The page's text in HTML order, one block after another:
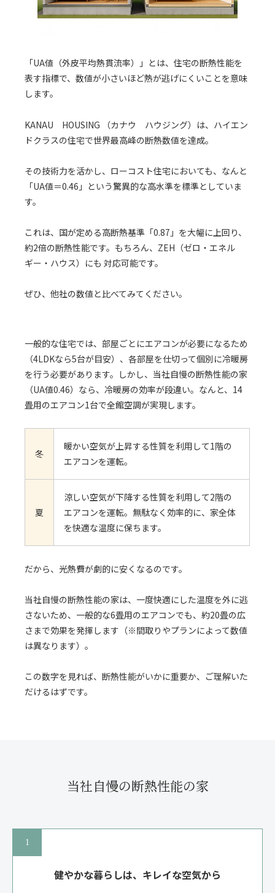
「UA値（外皮平均熱貫流率）」とは、住宅の断熱性能を
表す指標で、数値が小さいほど熱が逃げにくいことを意味
します。
KANAU HOUSING （カナウ ハウジング）は、ハイエン
ドクラスの住宅で世界最高峰の断熱数値を達成。
その技術力を活かし、ローコスト住宅においても、なんと
「UA値＝0.46」という驚異的な高水準を標準としていま
す。
これは、国が定める高断熱基準「0.87」を大幅に上回り、
約2倍の断熱性能です。もちろん、ZEH（ゼロ・エネル
ギー・ハウス）にも 対応可能です。
ぜひ、他社の数値と比べてみてください。
一般的な住宅では、部屋ごとにエアコンが必要になるため
（4LDKなら5台が目安）、各部屋を仕切って個別に冷暖房
を行う必要があります。しかし、当社自慢の断熱性能の家
（UA値0.46）なら、冷暖房の効率が段違い。なんと、14
畳用のエアコン1台で全館空調が実現します。
冬
暖かい空気が上昇する性質を利用して1階の
エアコンを運転。
夏
涼しい空気が下降する性質を利用して2階の
エアコンを運転。無駄なく効率的に、家全体
を快適な温度に保ちます。
だから、光熱費が劇的に安くなるのです。
当社自慢の断熱性能の家は、一度快適にした温度を外に逃
さないため、一般的な6畳用のエアコンでも、約20畳の広
さまで効果を発揮します（※間取りやプランによって数値
は異なります）。
この数字を見れば、断熱性能がいかに重要か、ご理解いた
だけるはずです。
当社自慢の断熱性能の家
健やかな暮らしは、キレイな空気から